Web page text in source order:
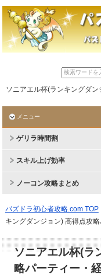
ソニアエル杯(ランキングダ
メニュー
ゲリラ時間割
スキル上げ効率
ノーコン攻略まとめ
パズドラ初心者攻略.com TOP
キングダンジョン) 高得点攻
ソニアエル杯(ラ
略パーティー・